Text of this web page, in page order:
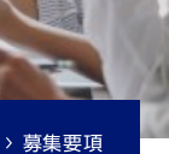
募集要項